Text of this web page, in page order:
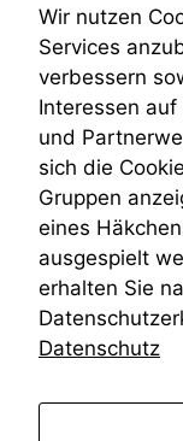
Teilungsklage
Venezuela
VRK
ZPO
Zustellfiktion
Zuständigkeit
Öffentliches
Wir nutzen
Services
verbessern
Interessen
und
sich die
Gruppen
eines
ausgespielt
erhalten Sie
Datenschutz